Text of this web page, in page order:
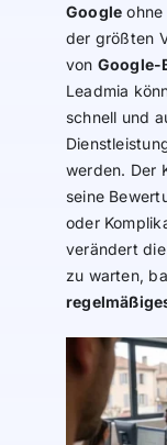
Google
der größten
von Google-
Leadmia
schnell und
werden. Der
seine
oder
verändert
zu warten,